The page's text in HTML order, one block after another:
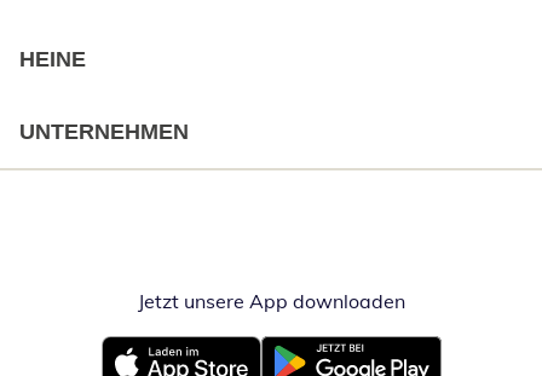
HEINE
UNTERNEHMEN
Jetzt unsere App downloadenÖffnet in